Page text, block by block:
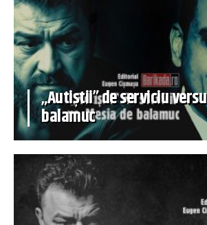
„Autiștii” de serviciu
balamuc